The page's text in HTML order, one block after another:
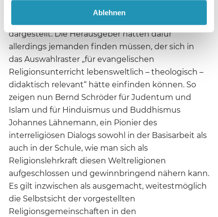
Ablehnen
Die „Weltreligionen“ werden nicht aus der
dargestellt. Die Herausgeber hätten dafür
allerdings jemanden finden müssen, der sich in
das Auswahlraster „für evangelischen
Religionsunterricht lebensweltlich – theologisch –
didaktisch relevant“ hätte einfinden können. So
zeigen nun Bernd Schröder für Judentum und
Islam und für Hinduismus und Buddhismus
Johannes Lähnemann, ein Pionier des
interreligiösen Dialogs sowohl in der Basisarbeit als
auch in der Schule, wie man sich als
Religionslehrkraft diesen Weltreligionen
aufgeschlossen und gewinnbringend nähern kann.
Es gilt inzwischen als ausgemacht, weitestmöglich
die Selbstsicht der vorgestellten
Religionsgemeinschaften in den